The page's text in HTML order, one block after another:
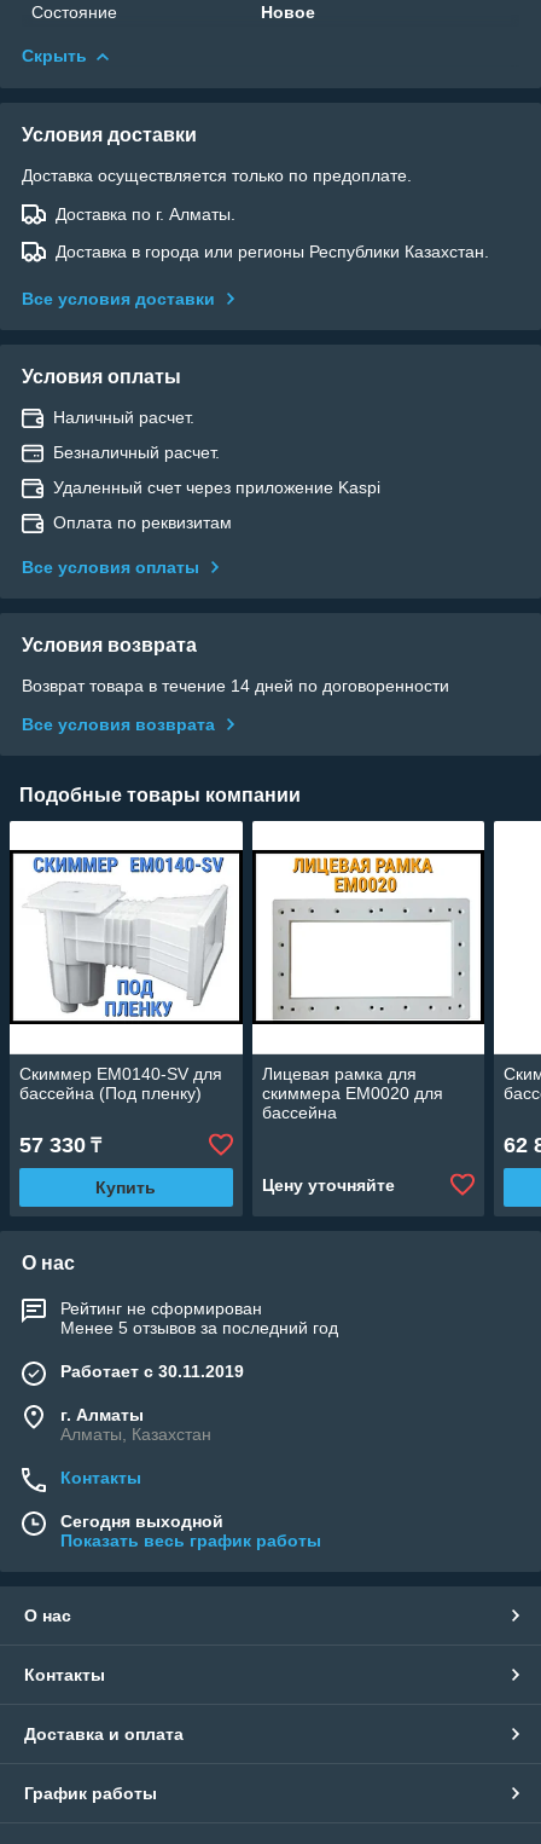
Состояние Новое
Скрыть
Условия доставки
Доставка осуществляется только по предоплате.
Доставка по г. Алматы.
Доставка в города или регионы Республики Казахстан.
Все условия доставки
Условия оплаты
Наличный расчет.
Безналичный расчет.
Удаленный счет через приложение Kaspi
Оплата по реквизитам
Все условия оплаты
Условия возврата
Возврат товара в течение 14 дней по договоренности
Все условия возврата
Подобные товары компании
Скиммер EM0140-SV для
бассейна (Под пленку)
57 330 ₸
Купить
Лицевая рамка для
скиммера EM0020 для
бассейна
Цену уточняйте
62
О нас
Рейтинг не сформирован
Менее 5 отзывов за последний год
Работает с 30.11.2019
г. Алматы
Алматы, Казахстан
Контакты
Сегодня выходной
Показать весь график работы
О нас
Контакты
Доставка и оплата
График работы